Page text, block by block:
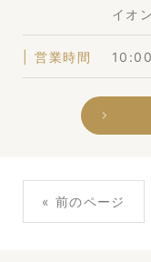
イオ
営業時間
« 前のページ